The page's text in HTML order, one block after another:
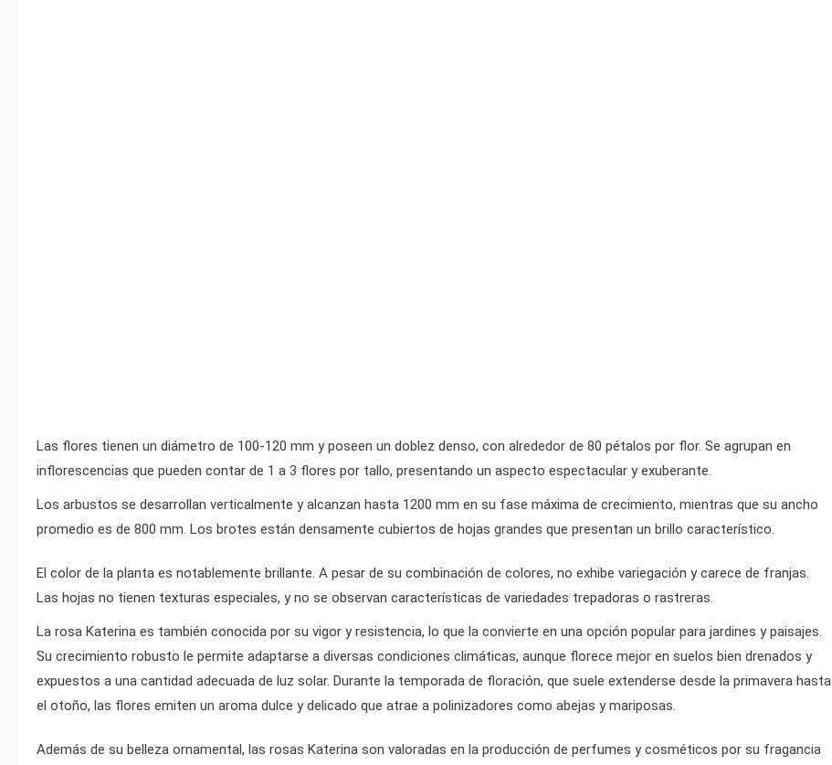
Las flores tienen un diámetro de 100-120 mm y poseen un doblez denso, con alrededor de 80 pétalos por flor. Se agrupan en
inflorescencias que pueden contar de 1 a 3 flores por tallo, presentando un aspecto espectacular y exuberante.
Los arbustos se desarrollan verticalmente y alcanzan hasta 1200 mm en su fase máxima de crecimiento, mientras que su ancho
promedio es de 800 mm. Los brotes están densamente cubiertos de hojas grandes que presentan un brillo característico.
El color de la planta es notablemente brillante. A pesar de su combinación de colores, no exhibe variegación y carece de franjas.
Las hojas no tienen texturas especiales, y no se observan características de variedades trepadoras o rastreras.
La rosa Katerina es también conocida por su vigor y resistencia, lo que la convierte en una opción popular para jardines y paisajes.
Su crecimiento robusto le permite adaptarse a diversas condiciones climáticas, aunque florece mejor en suelos bien drenados y
expuestos a una cantidad adecuada de luz solar. Durante la temporada de floración, que suele extenderse desde la primavera hasta
el otoño, las flores emiten un aroma dulce y delicado que atrae a polinizadores como abejas y mariposas.
Además de su belleza ornamental, las rosas Katerina son valoradas en la producción de perfumes y cosméticos por su fragancia